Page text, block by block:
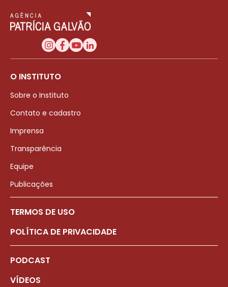
O INSTITUTO
Sobre o Instituto
Contato e cadastro
Imprensa
Transparência
Equipe
Publicações
TERMOS DE USO
POLÍTICA DE PRIVACIDADE
PODCAST
VÍDEOS